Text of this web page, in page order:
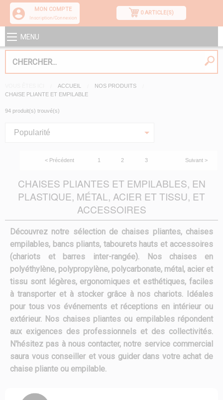
MON COMPTE
Inscription/Connexion
0 ARTICLE(S)
MENU
ACCUEIL
NOS PRODUITS
CHAISE PLIANTE ET EMPILABLE
94 produit(s) trouvé(s)
Popularité
< Précédent 1 2 3 Suivant >
CHAISES PLIANTES ET EMPILABLES, EN
PLASTIQUE, MÉTAL, ACIER ET TISSU, ET
ACCESSOIRES
Découvrez notre sélection de chaises pliantes, chaises
empilables, bancs pliants, tabourets hauts et accessoires
(chariots et barres inter-rangée). Nos chaises en
polyéthylène, polypropylène, polycarbonate, métal, acier et
tissu sont légères, ergonomiques et esthétiques, faciles
à transporter et à stocker grâce à nos chariots. Idéales
pour tous vos événements et réceptions en intérieur ou
extérieur. Nos chaises pliantes ou empilables répondent
aux exigences des professionnels et des collectivités.
N'hésitez pas à nous contacter, notre service commercial
saura vous conseiller et vous guider dans votre achat de
chaise pliante ou empilable.